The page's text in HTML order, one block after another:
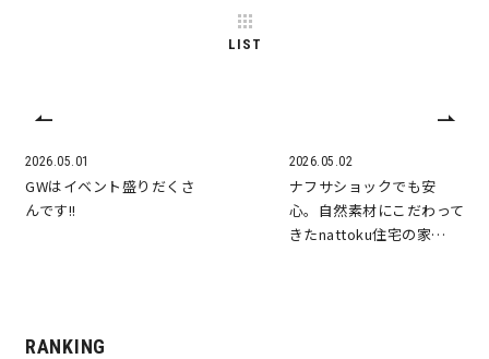
2026.05.01
GWはイベント盛りだくさ
んです!!
LIST
2026.05.02
ナフサショックでも安
心。自然素材にこだわって
きたnattoku住宅の家…
RANKING